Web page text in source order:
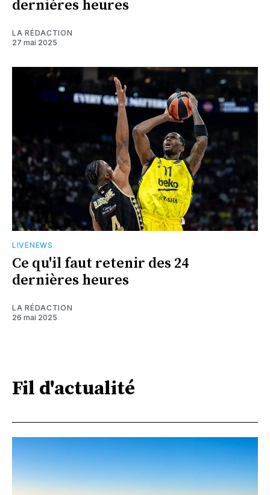
dernières heures
LA RÉDACTION
27 mai 2025
LIVENEWS
Ce qu'il faut retenir des 24
dernières heures
LA RÉDACTION
26 mai 2025
Fil d'actualité